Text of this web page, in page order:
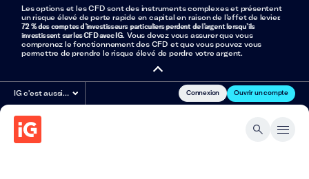
Les options et les CFD sont des instruments complexes et présentent
un risque élevé de perte rapide en capital en raison de l’effet de levier.
72 % des comptes d’investisseurs particuliers perdent de l’argent lorsqu’ils
investissent sur les CFD avec IG. Vous devez vous assurer que vous
comprenez le fonctionnement des CFD et que vous pouvez vous
permettre de prendre le risque élevé de perdre votre argent.
IG c'est aussi… Connexion Ouvrir un compte